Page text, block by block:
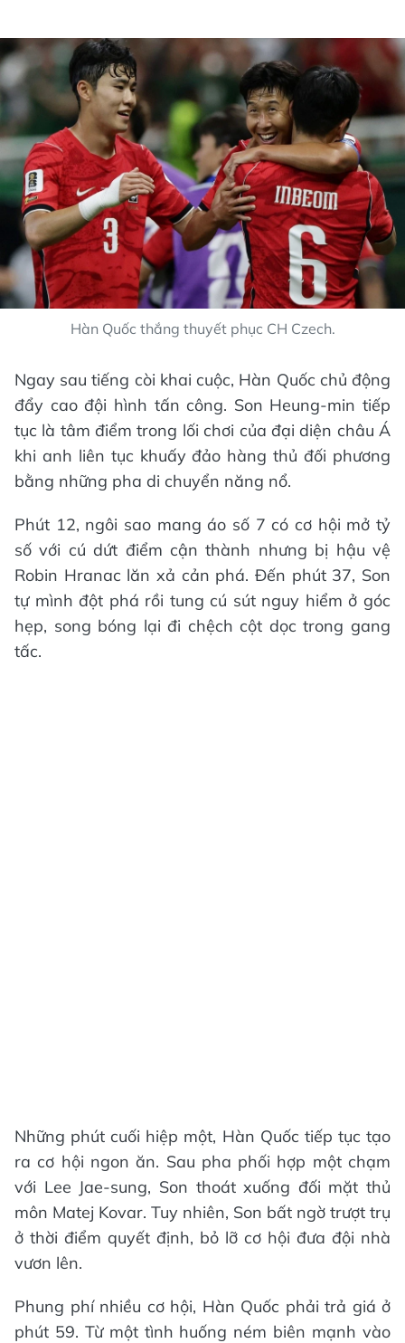
Hàn Quốc thắng thuyết phục CH Czech.
Ngay sau tiếng còi khai cuộc, Hàn Quốc chủ động
đẩy cao đội hình tấn công. Son Heung-min tiếp
tục là tâm điểm trong lối chơi của đại diện châu Á
khi anh liên tục khuấy đảo hàng thủ đối phương
bằng những pha di chuyển năng nổ.
Phút 12, ngôi sao mang áo số 7 có cơ hội mở tỷ
số với cú dứt điểm cận thành nhưng bị hậu vệ
Robin Hranac lăn xả cản phá. Đến phút 37, Son
tự mình đột phá rồi tung cú sút nguy hiểm ở góc
hẹp, song bóng lại đi chệch cột dọc trong gang
tấc.
Những phút cuối hiệp một, Hàn Quốc tiếp tục tạo
ra cơ hội ngon ăn. Sau pha phối hợp một chạm
với Lee Jae-sung, Son thoát xuống đối mặt thủ
môn Matej Kovar. Tuy nhiên, Son bất ngờ trượt trụ
ở thời điểm quyết định, bỏ lỡ cơ hội đưa đội nhà
vươn lên.
Phung phí nhiều cơ hội, Hàn Quốc phải trả giá ở
phút 59. Từ một tình huống ném biên mạnh vào